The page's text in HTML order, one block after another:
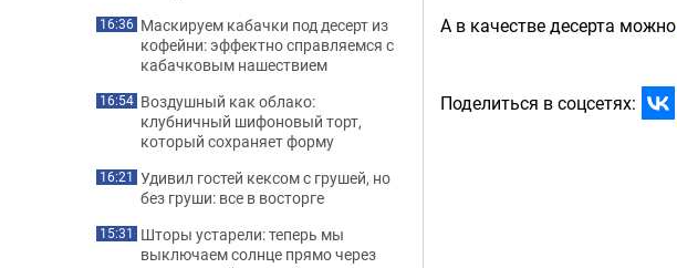
А в качестве десерта можно
Поделиться в соцсетях:
16:36 Маскируем кабачки под десерт из
кофейни: эффектно справляемся с
кабачковым нашествием
16:54 Воздушный как облако:
клубничный шифоновый торт,
который сохраняет форму
16:21 Удивил гостей кексом с грушей, но
без груши: все в восторге
15:31 Шторы устарели: теперь мы
выключаем солнце прямо через